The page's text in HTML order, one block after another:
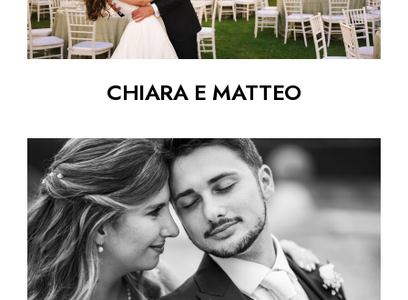
CHIARA E MATTEO